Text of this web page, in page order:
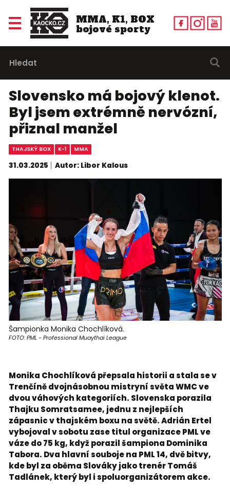
MMA, K1, BOX
bojové sporty
Slovensko má bojový klenot.
Byl jsem extrémně nervózní,
přiznal manžel
THAJSKÝ BOX K-1 MMA
31.03.2025 Autor: Libor Kalous
Šampionka Monika Chochlíková.
FOTO: PML - Professional Muaythai League
Monika Chochlíková přepsala historii a stala se v
Trenčíně dvojnásobnou mistryní světa WMC ve
dvou váhových kategoriích. Slovenska porazila
Thajku Somratsamee, jednu z nejlepších
zápasnic v thajském boxu na světě. Adrián Ertel
vybojoval v sobotu zase titul organizace PML ve
váze do 75 kg, když porazil šampiona Dominika
Tabora. Dva hlavní souboje na PML 14, dvě bitvy,
kde byl za oběma Slováky jako trenér Tomáš
Tadlánek, který byl i spoluorganizátorem akce.